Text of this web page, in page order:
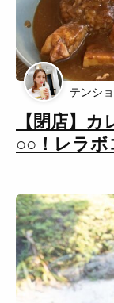
おでか
Muguuu
広告掲載に
利用規
【閉店】
○○！レラボ
テンシ